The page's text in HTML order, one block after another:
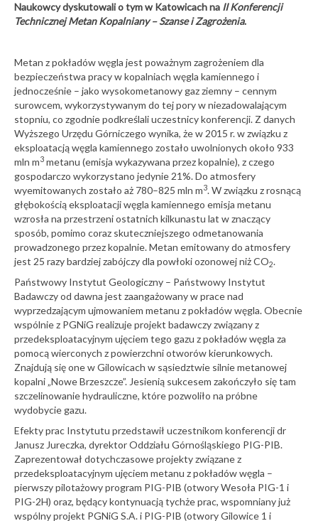
Naukowcy dyskutowali o tymw Katowicachna II Konferencji
Technicznej Metan Kopalniany – Szanse i Zagrożenia.
Metan z pokładów węgla jest poważnym zagrożeniem dla
bezpieczeństwa pracy w kopalniach węgla kamiennego i
jednocześnie – jako wysokometanowy gaz ziemny – cennym
surowcem, wykorzystywanym do tej pory w niezadowalającym
stopniu, co zgodnie podkreślali uczestnicy konferencji. Z danych
Wyższego Urzędu Górniczego wynika, że w 2015 r. w związku z
eksploatacją węgla kamiennego zostało uwolnionych około 933
mln m3 metanu (emisja wykazywana przez kopalnie), z czego
gospodarczo wykorzystano jedynie 21%. Do atmosfery
wyemitowanych zostało aż 780–825 mln m3. W związku z rosnącą
głębokością eksploatacji węgla kamiennego emisja metanu
wzrosła na przestrzeni ostatnich kilkunastu lat w znaczący
sposób, pomimo coraz skuteczniejszego odmetanowania
prowadzonego przez kopalnie. Metan emitowany do atmosfery
jest 25 razy bardziej zabójczy dla powłoki ozonowej niż CO2.
Państwowy Instytut Geologiczny – Państwowy Instytut
Badawczy od dawna jest zaangażowany w prace nad
wyprzedzającym ujmowaniem metanu z pokładów węgla. Obecnie
wspólnie z PGNiG realizuje projekt badawczy związany z
przedeksploatacyjnym ujęciem tego gazu z pokładów węgla za
pomocą wierconych z powierzchni otworów kierunkowych.
Znajdują się one w Gilowicach w sąsiedztwie silnie metanowej
kopalni „Nowe Brzeszcze”. Jesienią sukcesem zakończyło się tam
szczelinowanie hydrauliczne, które pozwoliło na próbne
wydobycie gazu.
Efekty prac Instytutu przedstawił uczestnikom konferencji dr
Janusz Jureczka, dyrektor Oddziału Górnośląskiego PIG-PIB.
Zaprezentował dotychczasowe projekty związane z
przedeksploatacyjnym ujęciem metanu z pokładów węgla –
pierwszy pilotażowy program PIG-PIB (otwory Wesoła PIG-1 i
PIG-2H) oraz, będący kontynuacją tychże prac, wspomniany już
wspólny projekt PGNiG S.A. i PIG-PIB (otwory Gilowice 1 i